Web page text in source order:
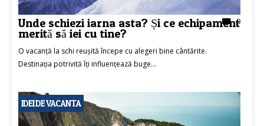
0
Unde schiezi iarna asta? Și ce echipament
merită să iei cu tine?
O vacanță la schi reușită începe cu alegeri bine cântărite.
Destinația potrivită îți influențează buge...
IDEI DE VACANTA